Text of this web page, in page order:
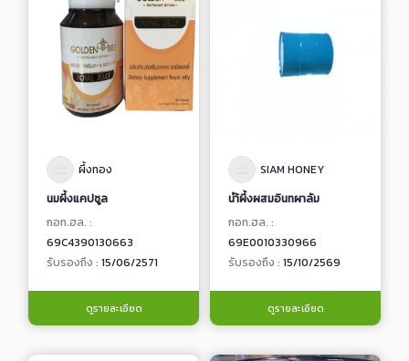
ผึ้งทอง
นมผึ้งแคปซูล
กอท.ฮล. :
69C4390130663
รับรองถึง : 15/06/2571
ดูรายละเอียด
SIAM HONEY
นำ้ผึ้งผสมอินทผาลัม
กอท.ฮล. :
69E0010330966
รับรองถึง : 15/10/2569
ดูรายละเอียด